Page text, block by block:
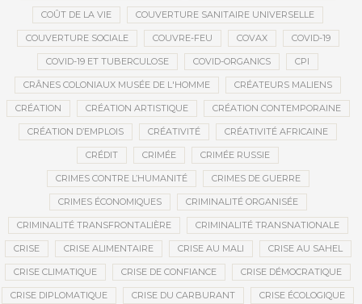
COÛT DE LA VIE COUVERTURE SANITAIRE UNIVERSELLE
COUVERTURE SOCIALE COUVRE-FEU COVAX COVID-19
COVID-19 ET TUBERCULOSE COVID-ORGANICS CPI
CRÂNES COLONIAUX MUSÉE DE L'HOMME CRÉATEURS MALIENS
CRÉATION CRÉATION ARTISTIQUE CRÉATION CONTEMPORAINE
CRÉATION D’EMPLOIS CRÉATIVITÉ CRÉATIVITÉ AFRICAINE
CRÉDIT CRIMÉE CRIMÉE RUSSIE
CRIMES CONTRE L’HUMANITÉ CRIMES DE GUERRE
CRIMES ÉCONOMIQUES CRIMINALITÉ ORGANISÉE
CRIMINALITÉ TRANSFRONTALIÈRE CRIMINALITÉ TRANSNATIONALE
CRISE CRISE ALIMENTAIRE CRISE AU MALI CRISE AU SAHEL
CRISE CLIMATIQUE CRISE DE CONFIANCE CRISE DÉMOCRATIQUE
CRISE DIPLOMATIQUE CRISE DU CARBURANT CRISE ÉCOLOGIQUE